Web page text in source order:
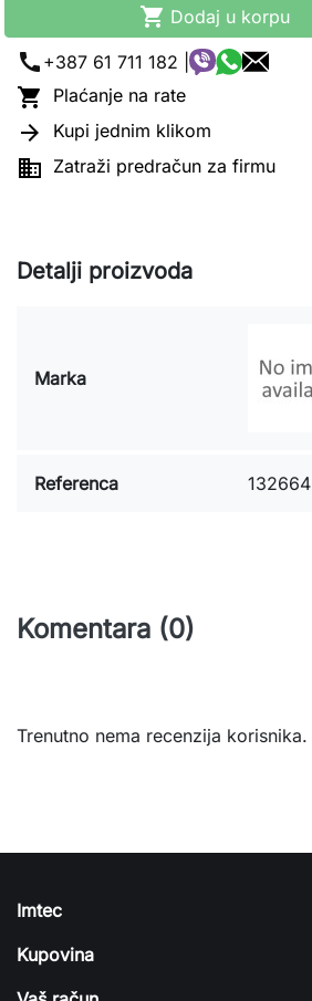
 Dodaj u korpu
call +387 61 711 182 |
 Plaćanje na rate
 Kupi jednim klikom
 Zatraži predračun za firmu
Detalji proizvoda
Marka
Referenca 132664
Komentara (0)
Trenutno nema recenzija korisnika.
Imtec
Kupovina